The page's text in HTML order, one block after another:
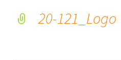
20-121_Logo